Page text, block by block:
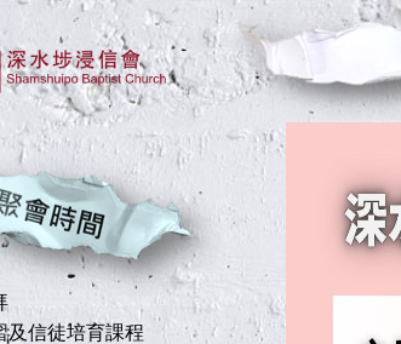
及信徒培育課程